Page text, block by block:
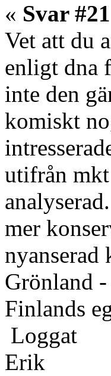
« Svar
Vet att du
enligt dna
inte den
komiskt
utifrån
mer
nyanserad
Grönland
Finlands
Loggat
Erik